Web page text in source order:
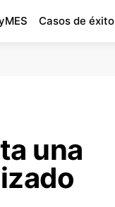
Casos de éxito
una